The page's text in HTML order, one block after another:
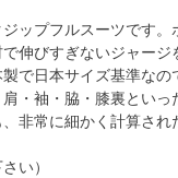
ップフルスーツです
伸びすぎないジャー
で日本サイズ基準な
・袖・脇・膝裏とい
非常に細かく計算さ
い）